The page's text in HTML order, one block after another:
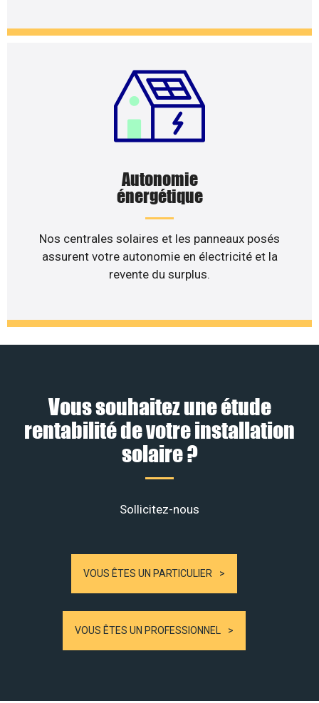
Autonomie
énergétique
Nos centrales solaires et les panneaux posés
assurent votre autonomie en électricité et la
revente du surplus.
Vous souhaitez une étude
rentabilité de votre installation
solaire ?
Sollicitez-nous
VOUS ÊTES UN PARTICULIER
VOUS ÊTES UN PROFESSIONNEL